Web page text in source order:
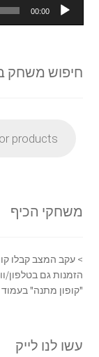
00:00
חיפוש משחק
search
משחקי הכיף
"קופון מתנה"
עשו לנו לייק